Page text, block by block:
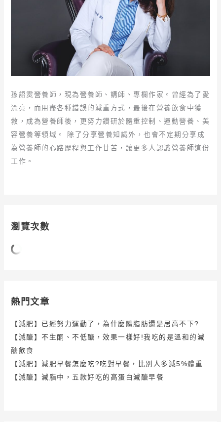
孫語霙營養師，現為營養師、講師、專欄作家。曾經為了愛
漂亮，而用盡各種錯誤的減重方式，最後在營養飲食中獲
救，成為營養師後，更努力鑽研於體重控制、運動營養、美
容營養等領域。 除了分享營養知識外，也會不定期分享成
為營養師的心路歷程與工作甘苦，讓更多人認識營養師這份
工作。
瀏覽次數
熱門文章
【減肥】已經努力運動了，為什麼體脂肪還是居高不下?
【減醣】不生酮、不低醣，效果一樣好!我吃的是溫和的減
醣飲食
【減肥】減肥早餐怎麼吃?吃對早餐，比別人多減5%體重
【減醣】減脂中，五款好吃的高蛋白減醣早餐